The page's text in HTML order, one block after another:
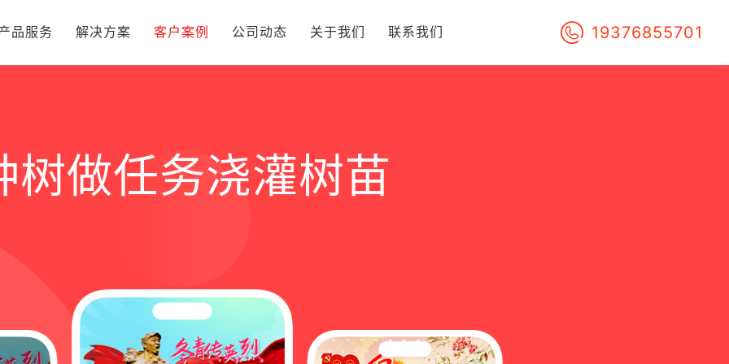
品服务 解决方案 客户案例 公司动态 关于我们 联系我们 19376855701
树做任务浇灌树苗